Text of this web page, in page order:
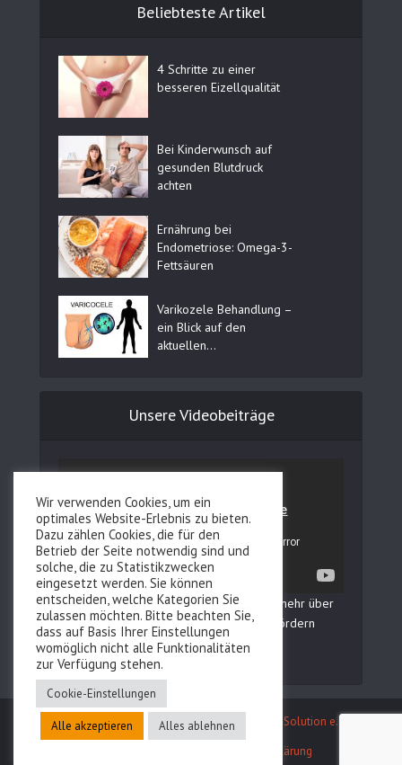
Beliebteste Artikel
4 Schritte zu einer
besseren Eizellqualität
Bei Kinderwunsch auf
gesunden Blutdruck
achten
Ernährung bei
Endometriose: Omega-3-
Fettsäuren
Varikozele Behandlung –
ein Blick auf den
aktuellen...
Unsere Videobeiträge
In unserem YouTube Kanal erfahren Sie mehr über
Fertilovit und wie Sie Ihre Fruchtbarkeit fördern
können!
Entwicklung des Webauftritts durchReboot IT Solution e.U.
Datenschutzerklärung
Wir verwenden Cookies, um ein
optimales Website-Erlebnis zu bieten.
Dazu zählen Cookies, die für den
Betrieb der Seite notwendig sind und
solche, die zu Statistikzwecken
eingesetzt werden. Sie können
entscheiden, welche Kategorien Sie
zulassen möchten. Bitte beachten Sie,
dass auf Basis Ihrer Einstellungen
womöglich nicht alle Funktionalitäten
zur Verfügung stehen.
Cookie-Einstellungen
Alle akzeptieren Alles ablehnen